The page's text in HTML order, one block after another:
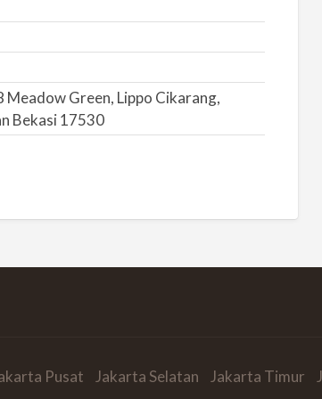
Meadow Green, Lippo Cikarang,
Bekasi 17530
Pusat Jakarta Selatan Jakarta Timur